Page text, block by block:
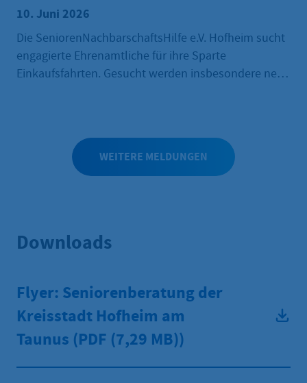
10. Juni 2026
Die SeniorenNachbarschaftsHilfe e.V. Hofheim sucht
engagierte Ehrenamtliche für ihre Sparte
Einkaufsfahrten. Gesucht werden insbesondere neue
WEITERE MELDUNGEN
Downloads
Flyer: Seniorenberatung der
Kreisstadt Hofheim am
Taunus (PDF (7,29 MB))